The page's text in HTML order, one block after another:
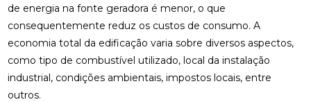
de energia na fonte geradora é menor, o que
consequentemente reduz os custos de consumo. A
economia total da edificação varia sobre diversos aspectos,
como tipo de combustível utilizado, local da instalação
industrial, condições ambientais, impostos locais, entre
outros.